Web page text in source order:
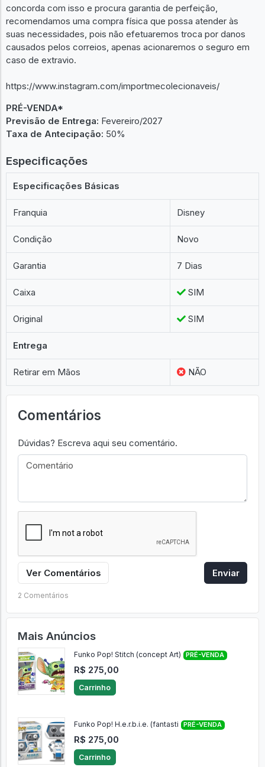
concorda com isso e procura garantia de perfeição,
recomendamos uma compra física que possa atender às
suas necessidades, pois não efetuaremos troca por danos
causados pelos correios, apenas acionaremos o seguro em
caso de extravio.
https://www.instagram.com/importmecolecionaveis/
PRÉ-VENDA*
Previsão de Entrega: Fevereiro/2027
Taxa de Antecipação: 50%
Especificações
Especificações Básicas
Franquia Disney
Condição Novo
Garantia 7 Dias
Caixa SIM
Original SIM
Entrega
Retirar em Mãos NÃO
Comentários
Dúvidas? Escreva aqui seu comentário.
Ver Comentários Enviar
2 Comentários
Mais Anúncios
Funko Pop! Stitch (concept Art) PRÉ-VENDA
R$ 275,00
Carrinho
Funko Pop! H.e.r.b.i.e. (fantasti PRÉ-VENDA
R$ 275,00
Carrinho